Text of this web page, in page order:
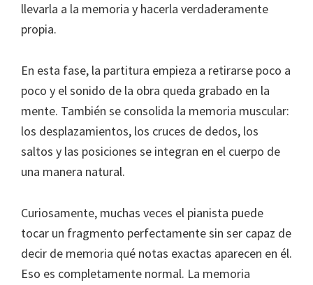
llevarla a la memoria y hacerla verdaderamente
propia.
En esta fase, la partitura empieza a retirarse poco a
poco y el sonido de la obra queda grabado en la
mente. También se consolida la memoria muscular:
los desplazamientos, los cruces de dedos, los
saltos y las posiciones se integran en el cuerpo de
una manera natural.
Curiosamente, muchas veces el pianista puede
tocar un fragmento perfectamente sin ser capaz de
decir de memoria qué notas exactas aparecen en él.
Eso es completamente normal. La memoria